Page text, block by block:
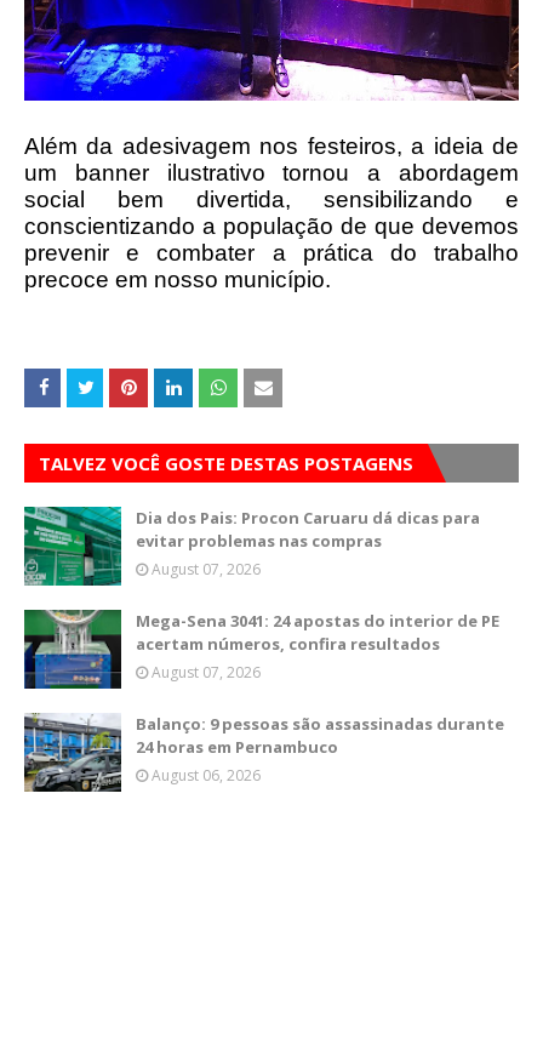
Além da adesivagem nos festeiros, a ideia de
um banner ilustrativo tornou a abordagem
social bem divertida, sensibilizando e
conscientizando a população de que devemos
prevenir e combater a prática do trabalho
precoce em nosso município.
TALVEZ VOCÊ GOSTE DESTAS POSTAGENS
Dia dos Pais: Procon Caruaru dá dicas para
evitar problemas nas compras
August 07, 2026
Mega-Sena 3041: 24 apostas do interior de PE
acertam números, confira resultados
August 07, 2026
Balanço: 9 pessoas são assassinadas durante
24 horas em Pernambuco
August 06, 2026